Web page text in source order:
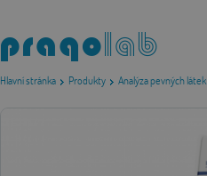
Hlavní stránka Produkty Analýza pevných látek